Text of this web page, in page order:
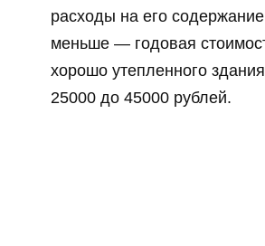
расходы на его
меньше — годовая
хорошо утепленного
25000 до 45000 рублей.